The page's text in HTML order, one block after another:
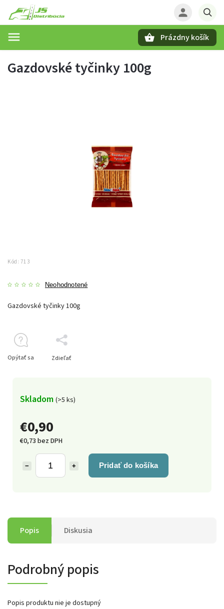
Prázdny košík
Gazdovské tyčinky 100g
Kód: 713
Neohodnotené
€0,90
€0,73 bez DPH
+
− Pridať do košíka
Skladom (>5 ks)
Gazdovské tyčinky 100g
Opýtať sa Zdieľať
Popis Diskusia
Podrobný popis
Popis produktu nie je dostupný